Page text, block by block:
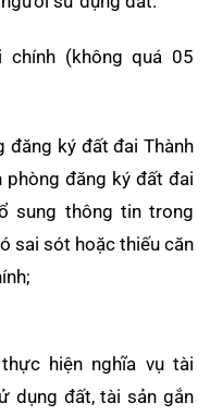
(không quá 05
đăng ký đất đai Thành
phòng đăng ký đất đai
sung thông tin trong
sai sót hoặc thiếu căn
hiện nghĩa vụ tài
dụng đất, tài sản gắn